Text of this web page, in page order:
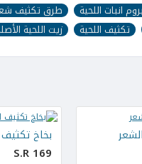
انبات اللحية طرق تكثيف
تكثيف اللحية زيت اللحية
بخاخ تكثيف
S.R 169